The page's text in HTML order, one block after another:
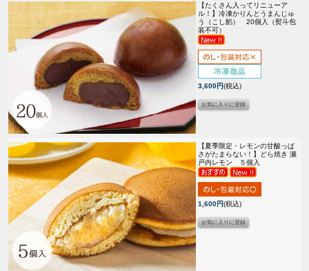
【たくさん入ってリニューア
ル！】 冷凍かりんとうまんじゅ
う（こし餡） 20個入（熨斗包
装不可）
3,600円(税込)
【夏季限定・レモンの甘酸っぱ
さがたまらない！】 どら焼き 瀬
戸内レモン ５個入
1,600円(税込)